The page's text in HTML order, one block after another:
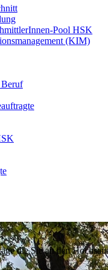
Pool HSK
(KIM)
Beruf
die Sie an den